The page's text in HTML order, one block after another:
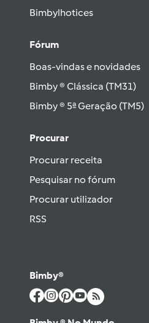
Bimbylhotices
Fórum
Boas-vindas e novidades
Bimby ® Clássica (TM31)
Bimby ® 5ª Geração (TM5)
Procurar
Procurar receita
Pesquisar no fórum
Procurar utilizador
RSS
Bimby®